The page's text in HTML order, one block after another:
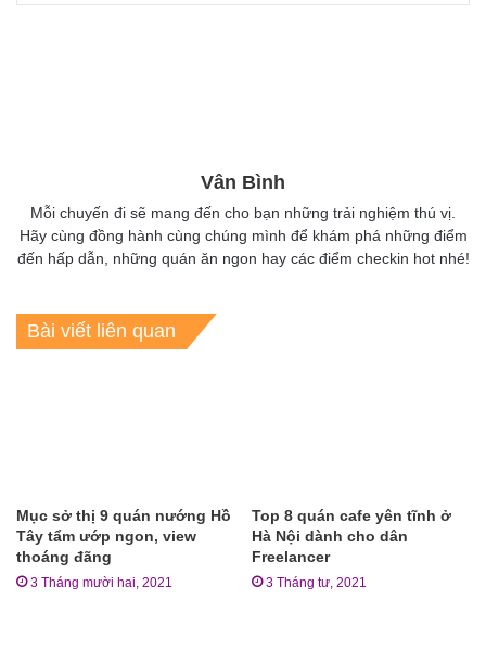
Vân Bình
Mỗi chuyến đi sẽ mang đến cho bạn những trải nghiệm thú vị.
Hãy cùng đồng hành cùng chúng mình để khám phá những điểm
đến hấp dẫn, những quán ăn ngon hay các điểm checkin hot nhé!
Bài viết liên quan
Mục sở thị 9 quán nướng Hồ
Tây tẩm ướp ngon, view
thoáng đãng
3 Tháng mười hai, 2021
Top 8 quán cafe yên tĩnh ở
Hà Nội dành cho dân
Freelancer
3 Tháng tư, 2021